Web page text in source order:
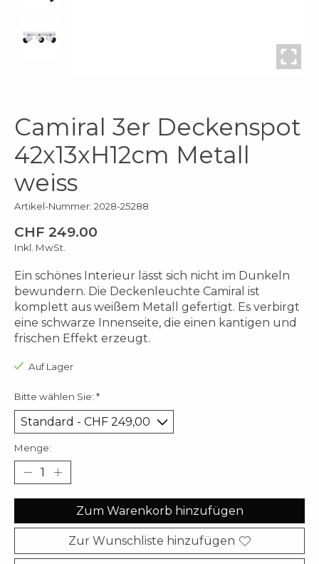
Camiral 3er Deckenspot
42x13xH12cm Metall
weiss
Artikel-Nummer: 2028-25288
CHF 249.00
Inkl. MwSt.
Ein schönes Interieur lässt sich nicht im Dunkeln
bewundern. Die Deckenleuchte Camiral ist
komplett aus weißem Metall gefertigt. Es verbirgt
eine schwarze Innenseite, die einen kantigen und
frischen Effekt erzeugt.
Auf Lager
Bitte wählen Sie: *
Menge:
Zum Warenkorb hinzufügen
Zur Wunschliste hinzufügen